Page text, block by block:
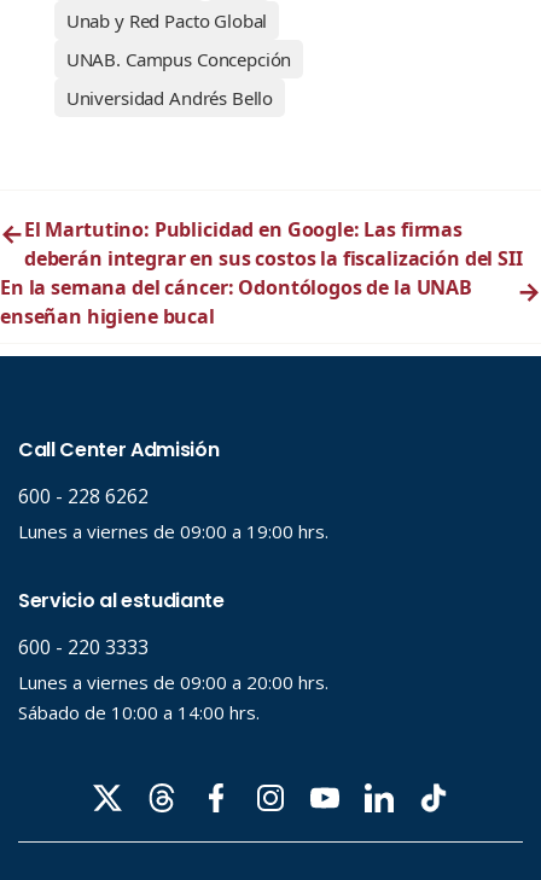
Unab y Red Pacto Global
UNAB. Campus Concepción
Universidad Andrés Bello
←El Martutino: Publicidad en Google: Las firmas
deberán integrar en sus costos la fiscalización del SII
En la semana del cáncer: Odontólogos de la UNAB
enseñan higiene bucal
→